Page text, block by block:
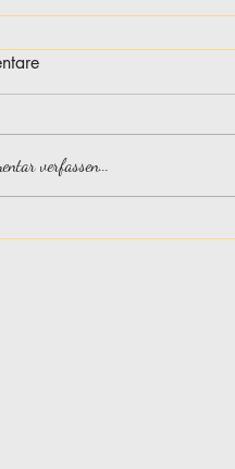
verfassen...